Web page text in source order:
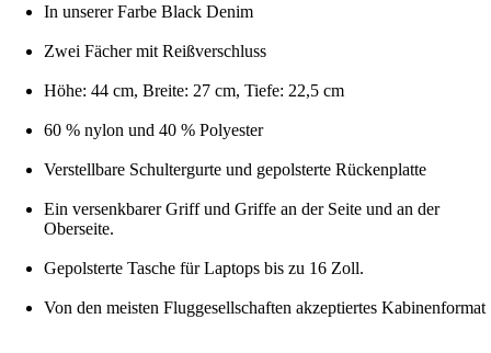
In unserer Farbe Black Denim
Zwei Fächer mit Reißverschluss
Höhe: 44 cm, Breite: 27 cm, Tiefe: 22,5 cm
60 % nylon und 40 % Polyester
Verstellbare Schultergurte und gepolsterte Rückenplatte
Ein versenkbarer Griff und Griffe an der Seite und an der
Oberseite.
Gepolsterte Tasche für Laptops bis zu 16 Zoll.
Von den meisten Fluggesellschaften akzeptiertes Kabinenformat